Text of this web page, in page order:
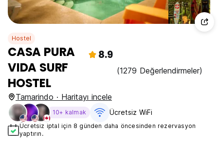
Hostel
CASA PURA
VIDA SURF
HOSTEL
8.9
(1279 Değerlendirmeler)
Tamarindo · Haritayı incele
10+ kalmak Ücretsiz WiFi
Ücretsiz iptal için 8 günden daha öncesinden rezervasyon
yaptırın.